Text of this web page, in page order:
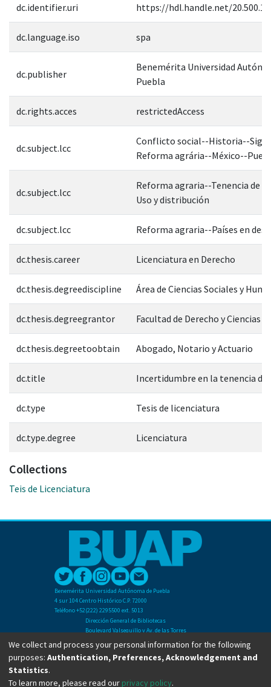
dc.identifier.uri https://hdl.handle.net/
dc.language.iso spa
dc.publisher
Benemérita Universidad
Puebla
dc.rights.acces restrictedAccess
dc.subject.lcc
Conflicto social--Historia--
Reforma agrária--México--
dc.subject.lcc
Reforma agraria--Tenencia de
Uso y distribución
dc.subject.lcc Reforma agraria--Países en
dc.thesis.career Licenciatura en Derecho
dc.thesis.degreediscipline Área de Ciencias Sociales y
dc.thesis.degreegrantor Facultad de Derecho y Ciencias
dc.thesis.degreetoobtain Abogado, Notario y Actuario
dc.title Incertidumbre en la tenencia
dc.type Tesis de licenciatura
dc.type.degree Licenciatura
Collections
Teis de Licenciatura
Benemérita Universidad Autónoma de Puebla
4 sur 104 Centro Histórico C.P. 72000
Teléfono +52(222) 2295500 ext. 5013
Dirección General de Bibliotecas
Boulevard Valsequillo y Av. de las Torres
Ciudad Universitaria. Col. San Manuel
C.P. 72570
Teléfono +52 (222) 2295500 Ext 2901
We collect and process your personal information for the following
purposes: Authentication, Preferences, Acknowledgement and
Statistics.
To learn more, please read our privacy policy.